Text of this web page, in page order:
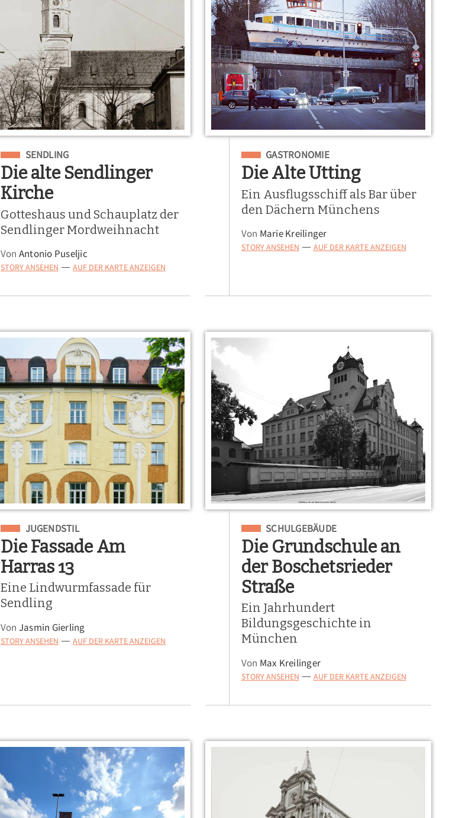
Eingeordnet unter
SENDLING
Die alte Sendlinger
Kirche
Gotteshaus und Schauplatz der
Sendlinger Mordweihnacht
Von Antonio Puseljic
STORY ANSEHEN — AUF DER KARTE ANZEIGEN
Eingeordnet unter
GASTRONOMIE
Die Alte Utting
Ein Ausflugsschiff als Bar über
den Dächern Münchens
Von Marie Kreilinger
STORY ANSEHEN — AUF DER KARTE ANZEIGEN
Eingeordnet unter
JUGENDSTIL
Die Fassade Am
Harras 13
Eine Lindwurmfassade für
Sendling
Von Jasmin Gierling
STORY ANSEHEN — AUF DER KARTE ANZEIGEN
Eingeordnet unter
SCHULGEBÄUDE
Die Grundschule an
der Boschetsrieder
Straße
Ein Jahrhundert
Bildungsgeschichte in
München
Von Max Kreilinger
STORY ANSEHEN — AUF DER KARTE ANZEIGEN